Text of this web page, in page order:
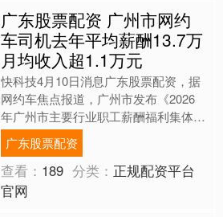
广东股票配资 广州市网约
车司机去年平均薪酬13.7万
月均收入超1.1万元
快科技4月10日消息广东股票配资，据
网约车焦点报道，广州市发布《2026
年广州市主要行业职工薪酬福利集体协
商参考信息》，披露去年网约车司机平
均薪酬13.7万。 ....
广东股票配资
查看： 189 分类： 正规配资平台
官网